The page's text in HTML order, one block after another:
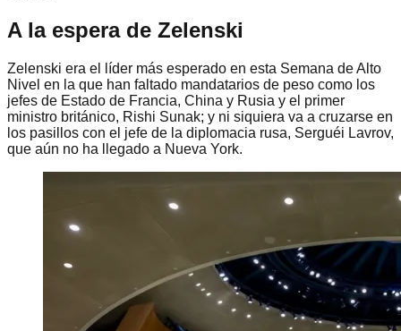
A la espera de Zelenski
Zelenski era el líder más esperado en esta Semana de Alto
Nivel en la que han faltado mandatarios de peso como los
jefes de Estado de Francia, China y Rusia y el primer
ministro británico, Rishi Sunak; y ni siquiera va a cruzarse en
los pasillos con el jefe de la diplomacia rusa, Serguéi Lavrov,
que aún no ha llegado a Nueva York.